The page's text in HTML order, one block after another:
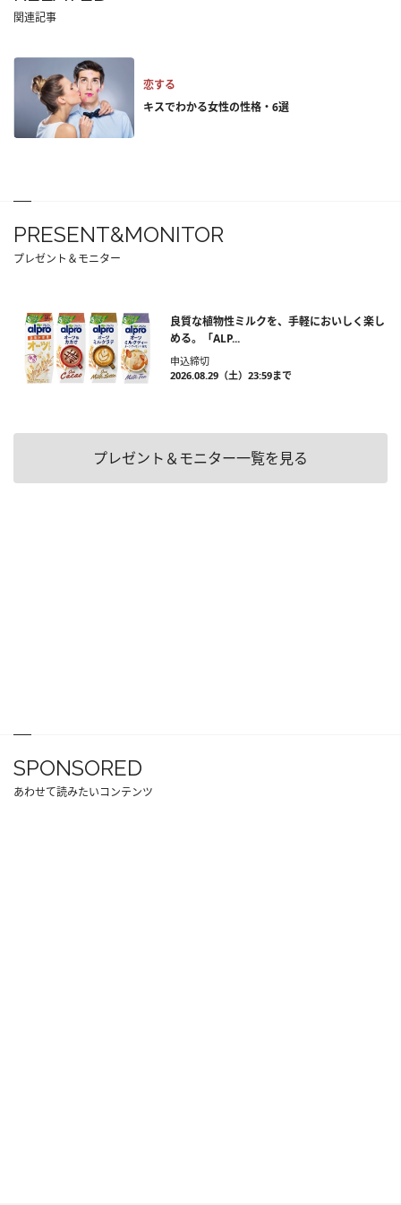
関連記事
恋する
キスでわかる女性の性格・6選
PRESENT&MONITOR
プレゼント＆モニター
良質な植物性ミルクを、手軽においしく楽し
める。「ALP...
申込締切
2026.08.29（土）23:59まで
プレゼント＆モニター一覧を見る
SPONSORED
あわせて読みたいコンテンツ